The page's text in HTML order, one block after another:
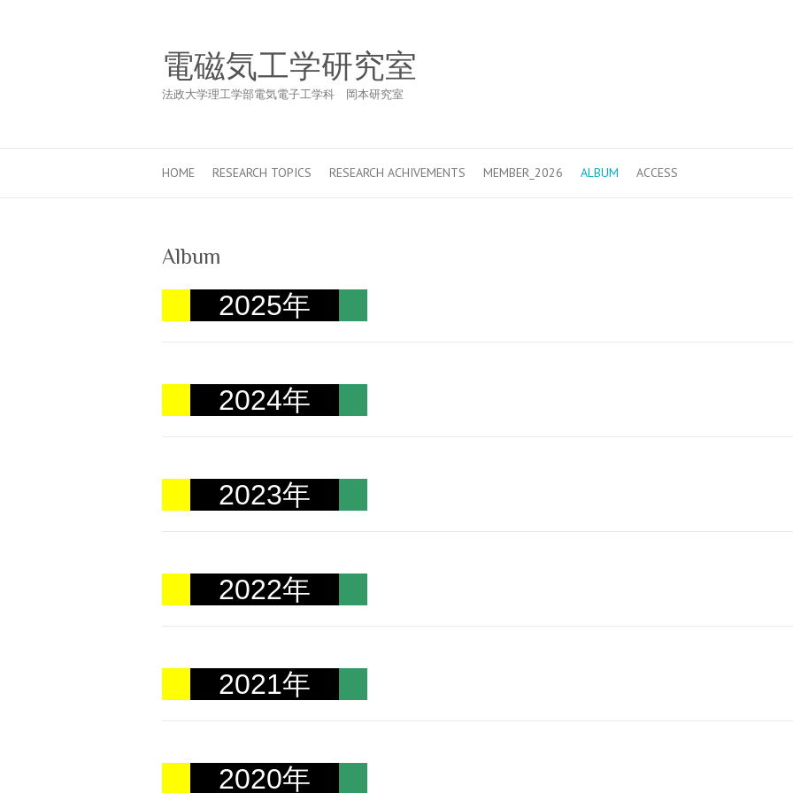
電磁気工学研究室
法政大学理工学部電気電子工学科 岡本研究室
HOME RESEARCH TOPICS RESEARCH ACHIVEMENTS MEMBER_2026 ALBUM ACCESS
Album
2025年
2024年
2023年
2022年
2021年
2020年